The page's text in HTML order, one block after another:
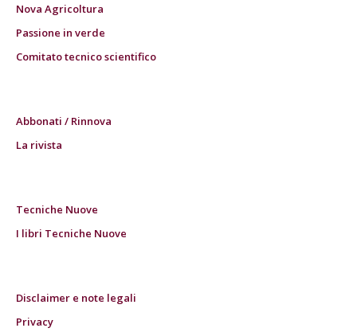
Nova Agricoltura
Passione in verde
Comitato tecnico scientifico
Abbonati / Rinnova
La rivista
Tecniche Nuove
I libri Tecniche Nuove
Disclaimer e note legali
Privacy